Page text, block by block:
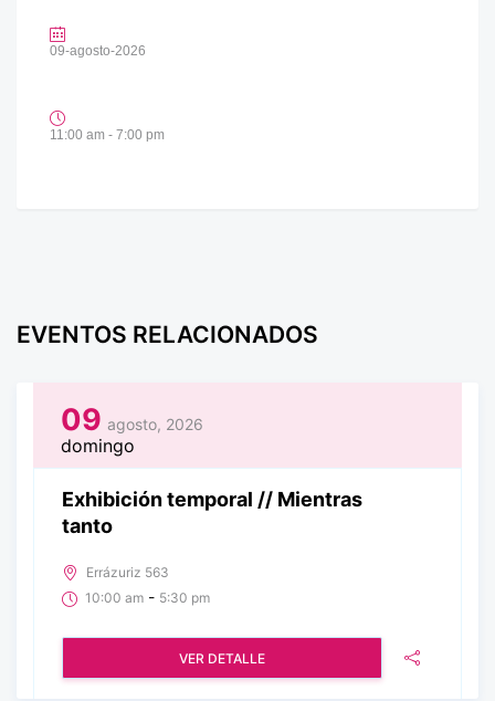
09-agosto-2026
11:00 am - 7:00 pm
EVENTOS RELACIONADOS
09 agosto, 2026
domingo
Exhibición temporal // Mientras
tanto
Errázuriz 563
10:00 am - 5:30 pm
VER DETALLE